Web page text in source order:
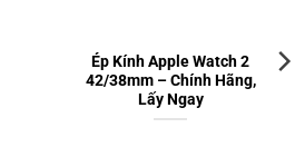
Ép Kính Apple Watch 2
42/38mm – Chính Hãng,
Lấy Ngay